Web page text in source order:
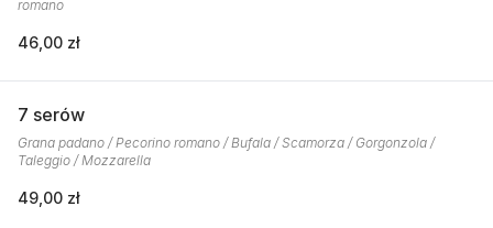
romano
46,00 zł
7 serów
Grana padano / Pecorino romano / Bufala / Scamorza / Gorgonzola /
Taleggio / Mozzarella
49,00 zł